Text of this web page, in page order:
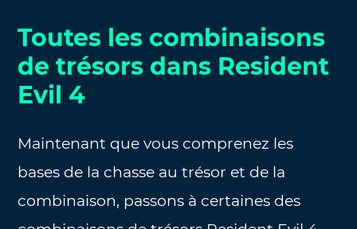
Toutes les combinaisons
de trésors dans Resident
Evil 4
Maintenant que vous comprenez les
bases de la chasse au trésor et de la
combinaison, passons à certaines des